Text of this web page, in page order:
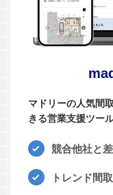
マドリーの人気間
きる営業支援ツー
競合他社と
トレンド間